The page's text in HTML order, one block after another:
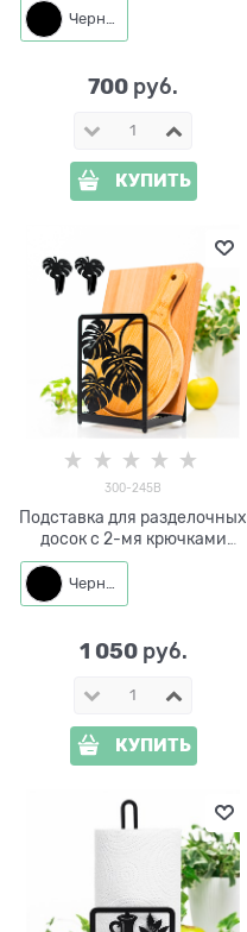
Черный
700 руб.
КУПИТЬ
300-245B
Подставка для разделочных
досок с 2-мя крючками
Листья монстеры 300-245
металл
Черный
1 050 руб.
КУПИТЬ